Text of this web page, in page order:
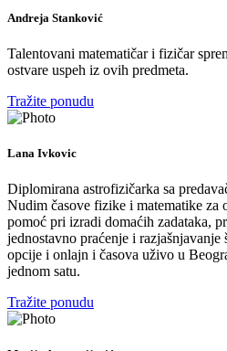
Andreja Stanković
Talentovani matematičar i fizičar
ostvare uspeh iz ovih predmeta.
Tražite ponudu
Lana Ivkovic
Diplomirana astrofizičarka sa
Nudim časove fizike i matematike za
pomoć pri izradi domaćih zadataka,
jednostavno praćenje i
opcije i onlajn i časova uživo u
jednom satu.
Tražite ponudu